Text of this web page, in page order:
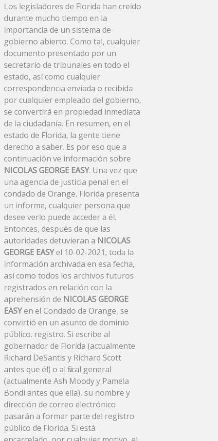
Los legisladores de Florida han creído
durante mucho tiempo en la
importancia de un sistema de
gobierno abierto. Como tal, cualquier
documento presentado por un
secretario de tribunales en todo el
estado, así como cualquier
correspondencia enviada o recibida
por cualquier empleado del gobierno,
se convertirá en propiedad inmediata
de la ciudadanía. En resumen, en el
estado de Florida, la gente tiene
derecho a saber. Es por eso que a
continuación ve información sobre
NICOLAS GEORGE EASY. Una vez que
una agencia de justicia penal en el
condado de Orange, Florida presenta
un informe, cualquier persona que
desee verlo puede acceder a él.
Entonces, después de que las
autoridades detuvieran a NICOLAS
GEORGE EASYel 10-02-2021, toda la
información archivada en esa fecha,
así como todos los archivos futuros
registrados en relación con la
aprehensión de NICOLAS GEORGE
EASYen el Condado de Orange, se
convirtió en un asunto de dominio
público. registro. Si escribe al
gobernador de Florida (actualmente
Richard DeSantis y Richard Scott
antes que él) o al fiscal general
(actualmente Ash Moody y Pamela
Bondi antes que ella), su nombre y
dirección de correo electrónico
pasarán a formar parte del registro
público de Florida. Si está